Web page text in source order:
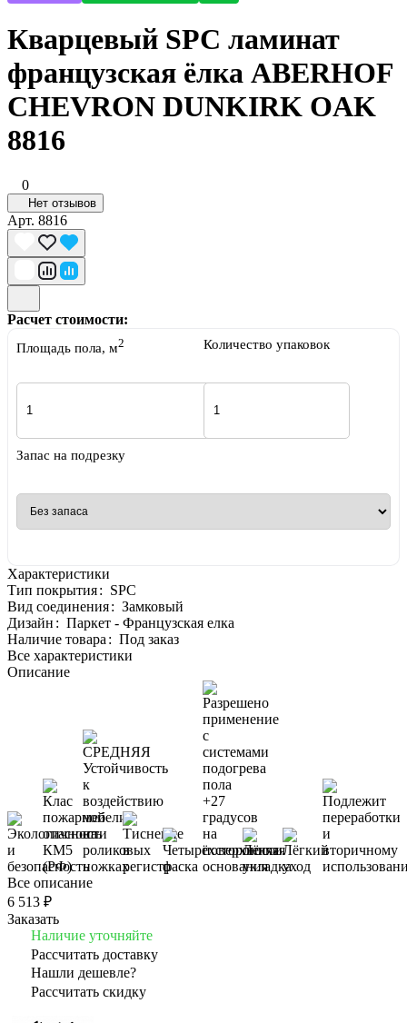
Кварцевый SPC ламинат
французская ёлка ABERHOF
CHEVRON DUNKIRK OAK
8816
0
Нет отзывов
Арт. 8816
Расчет стоимости:
Площадь пола, м2 Количество упаковок
Запас на подрезку
Характеристики
Тип покрытия: SPC
Вид соединения: Замковый
Дизайн: Паркет - Французская елка
Наличие товара: Под заказ
Все характеристики
Описание
Все описание
6 513 ₽
Заказать
Наличие уточняйте
Рассчитать доставку
Нашли дешевле?
Рассчитать скидку